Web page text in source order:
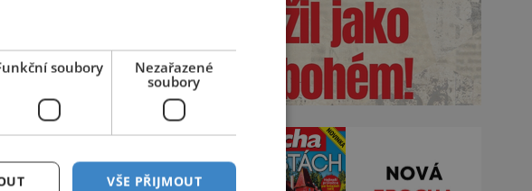
soubory
Nezařazené
soubory
VŠE PŘIJMOUT